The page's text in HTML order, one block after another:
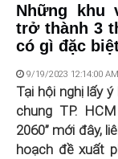
GIẢI TRÍ & CÔNG
Những khu
trở thành 3
có gì đặc
9/19/2023 12:14:00 AM
Tại hội nghị lấy
chung TP.
2060” mới đây,
hoạch đề xuất